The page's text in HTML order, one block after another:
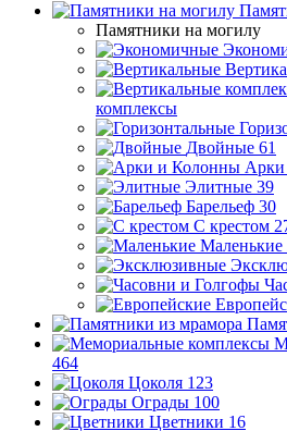
Памятники на могилу
комплексы
Двойные 61
Элитные 39
Барельеф 30
С крестом
Маленькие
464
Цоколя 123
Ограды 100
Цветники 16